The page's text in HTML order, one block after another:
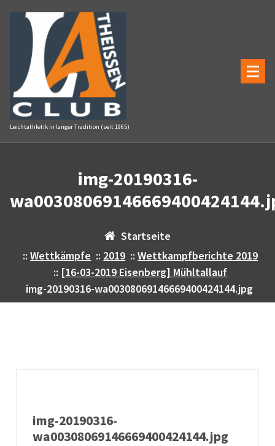
Inhalt
springen
Leichtathletik in langer Tradition (seit 1965)
img-20190316-
Startseite
::Wettkämpfe :: 2019 ::Wettkampfberichte 2019
:: [16-03-2019 Eisenberg] Mühltallauf
img-20190316-wa00308069146669400424144.jpg
img-20190316-
wa00308069146669400424144.jpg